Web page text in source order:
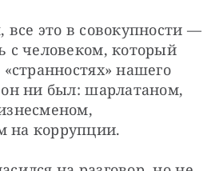
это в совокупности —
с человеком, который
нашего
ни был: шарлатаном,
на коррупции.